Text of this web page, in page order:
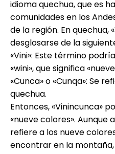
idioma quechua, que es
comunidades en los
de la región. En quechua,
desglosarse de la
«Vini»: Este término
«wini», que significa
«Cunca» o «Cunqa»: Se
quechua.
Entonces, «Vinincunca»
«nueve colores». Aunque
refiere a los nueve
encontrar en la